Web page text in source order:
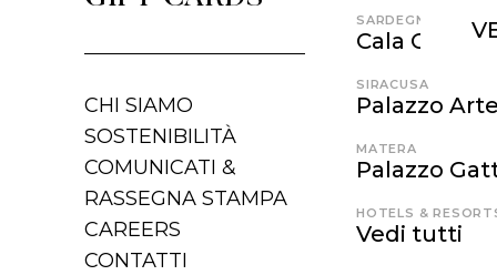
CHI SIAMO
SOSTENIBILITÀ
COMUNICATI &
RASSEGNA STAMPA
CAREERS
CONTATTI
SARDEGNA
Cala
SIRACUSA
Palazzo
MATERA
Palazzo
HOTELS &
Vedi tutti